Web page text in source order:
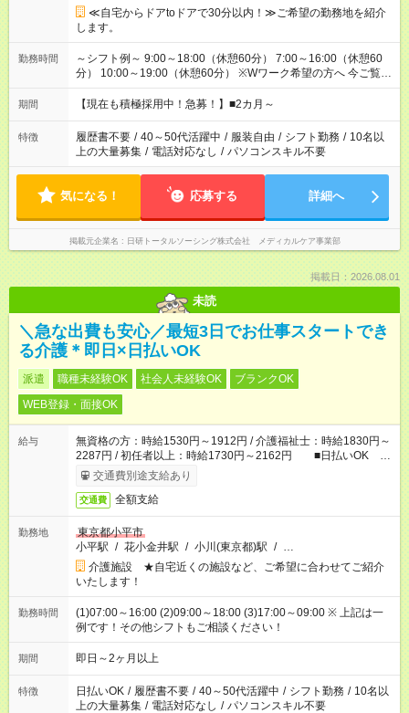
≪自宅からドアtoドアで30分以内！≫ご希望の勤務地を紹介
します。
勤務時間
～シフト例～ 9:00～18:00（休憩60分） 7:00～16:00（休憩60
分） 10:00～19:00（休憩60分） ※Wワーク希望の方へ 今ご覧の
お仕事で希望する勤務時間と、もう1つのお仕事の勤務時間の合
計が 週40時間を超えなければOKです。
期間 【現在も積極採用中！急募！】■2カ月～
特徴 履歴書不要 / 40～50代活躍中 / 服装自由 / シフト勤務 / 10名以
上の大量募集 / 電話対応なし / パソコンスキル不要
気になる！ 応募する 詳細へ
掲載元企業名 日研トータルソーシング株式会社 メディカルケア事業部
掲載日：2026.08.01
未読
＼急な出費も安心／最短3日でお仕事スタートでき
る介護＊即日×日払いOK
派遣 職種未経験OK 社会人未経験OK
ブランクOK
WEB登録・面接OK
給与
無資格の方：時給1530円～1912円 / 介護福祉士：時給1830円～
2287円 / 初任者以上：時給1730円～2162円 ■日払いOK ■
日収例：1万2240円（時給1530円×8h）
交通費別途支給あり
交通費 全額支給
勤務地
東京都小平市
小平駅 / 花小金井駅 / 小川(東京都)駅 / …
介護施設 ★自宅近くの施設など、ご希望に合わせてご紹介
いたします！
勤務時間
(1)07:00～16:00 (2)09:00～18:00 (3)17:00～09:00 ※ 上記は一
例です！その他シフトもご相談ください！
期間 即日～2ヶ月以上
特徴 日払いOK / 履歴書不要 / 40～50代活躍中 / シフト勤務 / 10名以
上の大量募集 / 電話対応なし / パソコンスキル不要